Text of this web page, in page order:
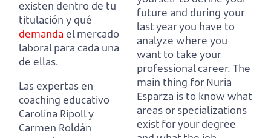
existen dentro de tu
titulación y qué
demanda el mercado
laboral para cada una
de ellas.
Las expertas en
coaching educativo
Carolina Ripoll y
Carmen Roldán
future and during your
last year you have to
analyze where you
want to take your
professional career. The
main thing for Nuria
Esparza is to know what
areas or specializations
exist for your degree